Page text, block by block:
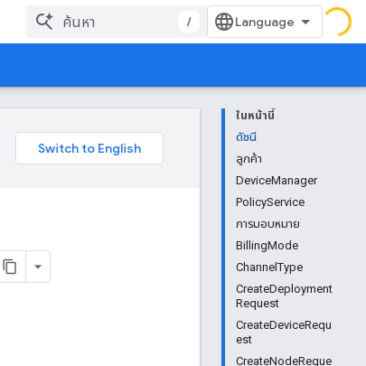
/
ในหน้านี้
ดัชนี
ลูกค้า
DeviceManager
PolicyService
การมอบหมาย
BillingMode
ChannelType
CreateDeployment
Request
CreateDeviceRequ
est
CreateNodeReque